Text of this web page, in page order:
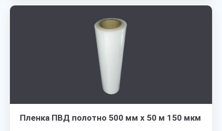
Пленка ПВД полотно 500 мм х 50 м 150 мкм